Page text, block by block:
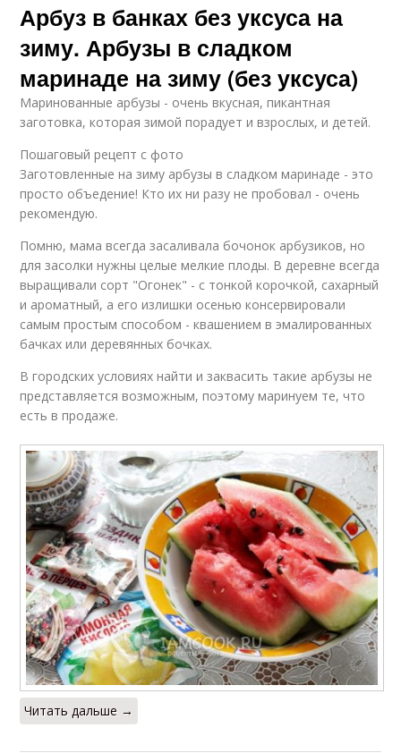
Арбуз в банках без уксуса на
зиму. Арбузы в сладком
маринаде на зиму (без уксуса)
Маринованные арбузы - очень вкусная, пикантная
заготовка, которая зимой порадует и взрослых, и детей.
Пошаговый рецепт с фото
Заготовленные на зиму арбузы в сладком маринаде - это
просто объедение! Кто их ни разу не пробовал - очень
рекомендую.
Помню, мама всегда засаливала бочонок арбузиков, но
для засолки нужны целые мелкие плоды. В деревне всегда
выращивали сорт "Огонек" - с тонкой корочкой, сахарный
и ароматный, а его излишки осенью консервировали
самым простым способом - квашением в эмалированных
бачках или деревянных бочках.
В городских условиях найти и заквасить такие арбузы не
представляется возможным, поэтому маринуем те, что
есть в продаже.
Читать дальше →